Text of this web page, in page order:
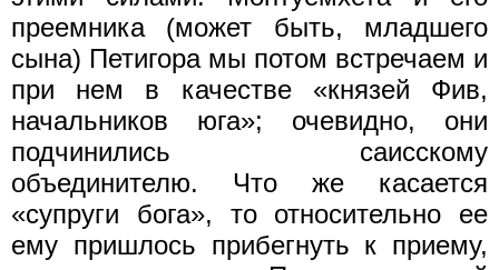
преемника (может быть, младшего
сына) Петигора мы потом встречаем и
при нем в качестве «князей Фив,
начальников юга»; очевидно, они
подчинились саисскому
объединителю. Что же касается
«супруги бога», то относительно ее
ему пришлось прибегнуть к приему,